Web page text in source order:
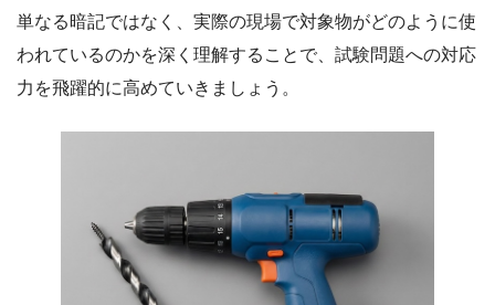
単なる暗記ではなく、実際の現場で対象物がどのように使
われているのかを深く理解することで、試験問題への対応
力を飛躍的に高めていきましょう。